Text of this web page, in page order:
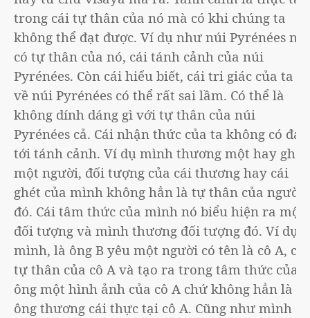
trong cái tự thân của nó mà có khi chúng ta
không thể đạt được. Ví dụ như núi Pyrénées nó
có tự thân của nó, cái tánh cảnh của núi
Pyrénées. Còn cái hiểu biết, cái tri giác của ta
về núi Pyrénées có thể rất sai lầm. Có thể là
không dính dáng gì với tự thân của núi
Pyrénées cả. Cái nhận thức của ta không có đạt
tới tánh cảnh. Ví dụ mình thương một hay ghét
một người, đối tượng của cái thương hay cái
ghét của mình không hẳn là tự thân của người
đó. Cái tâm thức của mình nó biểu hiện ra một
đối tượng và mình thương đối tượng đó. Ví dụ
mình, là ông B yêu một người có tên là cô A, cái
tự thân của cô A và tạo ra trong tâm thức của
ông một hình ảnh của cô A chứ không hẳn là
ông thương cái thực tại cô A. Cũng như mình